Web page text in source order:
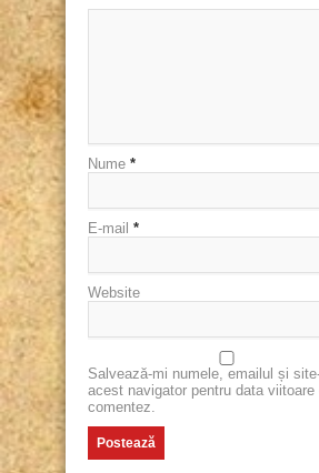
Nume *
E-mail *
Website
Salvează-mi numele, emailul și
acest navigator pentru data
comentez.